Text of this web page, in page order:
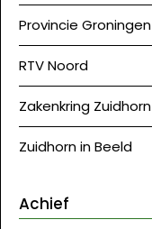
Provincie Groningen
RTV Noord
Zakenkring Zuidhorn
Zuidhorn in Beeld
Achief